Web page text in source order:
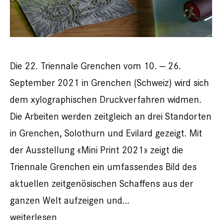
Die 22. Triennale Grenchen vom 10. — 26.
September 2021 in Grenchen (Schweiz) wird sich
dem xylographischen Druckverfahren widmen.
Die Arbeiten werden zeitgleich an drei Standorten
in Grenchen, Solothurn und Evilard gezeigt. Mit
der Ausstellung «Mini Print 2021» zeigt die
Triennale Grenchen ein umfassendes Bild des
aktuellen zeitgenösischen Schaffens aus der
ganzen Welt aufzeigen und…
22.
weiterlesen